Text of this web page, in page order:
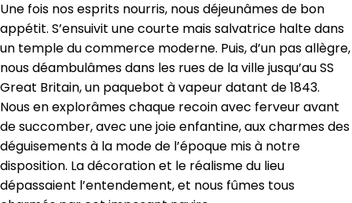
Une fois nos esprits nourris, nous déjeunâmes de bon
appétit. S’ensuivit une courte mais salvatrice halte dans
un temple du commerce moderne. Puis, d’un pas allègre,
nous déambulâmes dans les rues de la ville jusqu’au SS
Great Britain, un paquebot à vapeur datant de 1843.
Nous en explorâmes chaque recoin avec ferveur avant
de succomber, avec une joie enfantine, aux charmes des
déguisements à la mode de l’époque mis à notre
disposition. La décoration et le réalisme du lieu
dépassaient l’entendement, et nous fûmes tous